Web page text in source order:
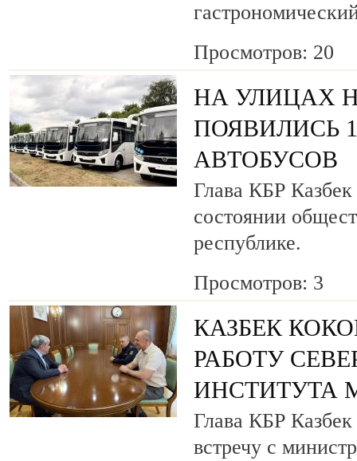
Просмотров: 20
НА УЛИЦАХ
ПОЯВИЛИСЬ
АВТОБУСОВ
Глава КБР
состоянии
республике.
Просмотров: 3
КАЗБЕК
РАБОТУ
ИНСТИТУТА
Глава КБР
встречу с